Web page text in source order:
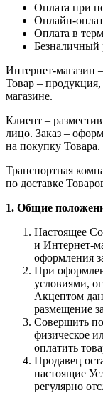
Оплата при
Онлайн-
Оплата в
Безналичный
Интернет-магазин
Товар –
магазине.
Клиент –
лицо. Заказ –
на покупку Товара.
Транспортная
по доставке
1. Общие
Настоящее
и Интернет-
оформления
При
условиями,
Акцептом
размещение
Совершить
физическое
оплатить
Продавец
настоящие
регулярно